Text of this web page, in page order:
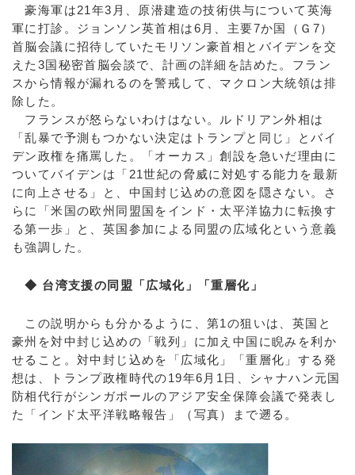
豪海軍は21年3月、原潜建造の技術供与について英海
軍に打診。ジョンソン英首相は6月、主要7か国（Ｇ7）
首脳会議に招待していたモリソン豪首相とバイデンを交
えた3国秘密首脳会談で、計画の詳細を詰めた。フラン
スから情報が漏れるのを警戒して、マクロン大統領は排
除した。
フランスが怒らないわけはない。ルドリアン外相は
「乱暴で予測もつかない決定はトランプと同じ」とバイ
デン政権を痛罵した。「オーカス」創設を急いだ理由に
ついてバイデンは「21世紀の脅威に対処する能力を最新
に向上させる」と、中国封じ込めの意図を隠さない。さ
らに「米国の欧州同盟国をインド・太平洋協力に転換す
る第一歩」と、英国参加による同盟の広域化という意義
も強調した。
◆ 台湾支援の同盟「広域化」「重層化」
この説明からも分かるように、第1の狙いは、英国と
豪州を対中封じ込めの「戦列」に加え中国に睨みを利か
せること。対中封じ込めを「広域化」「重層化」する発
想は、トランプ政権時代の19年6月1日、シャナハン元国
防相代行がシンガポールのアジア安全保障会議で発表し
た「インド太平洋戦略報告」（写真）まで遡る。